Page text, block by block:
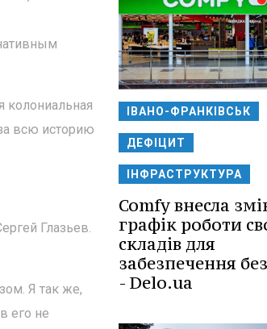
колониальная
всю историю
Глазьев.
Я так же,
его не
ІВАНО-ФРАНКІВСЬК
ДЕФІЦИТ
ІНФРАСТРУКТУРА
Comfy внесла
графік роботи
складів для
забезпечення
- Delo.ua